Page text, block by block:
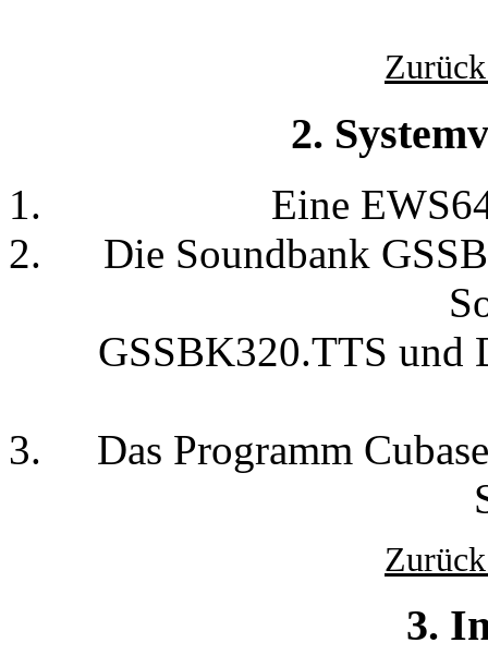
2.
Eine
Die Soundbank
GSSBK320.TTS
Das Programm
3.